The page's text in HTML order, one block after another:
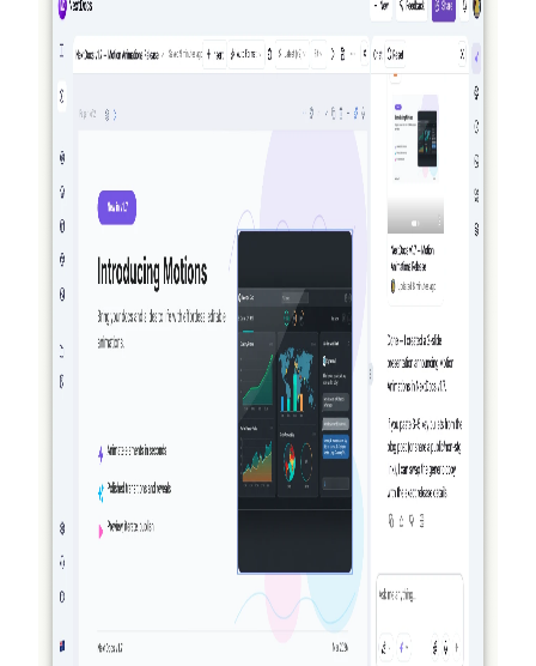
Nowy program poleceń, który przyznaje kredyty tobie i
50 USD miesięcznie. Dodatkowo publiczna strona z
ofertami, modele Premium dla Pro+ i Ultra oraz
podsumowanie AI Memory, dla tych, którzy przegapili.
Czytaj dalej
2026-03-27
Naprawdę agentyczny: jak NextDocs tworzy,
weryfikuje i udoskonala Twoje dokumenty i
prezentacje
NextDocs już nie tylko generuje i ma nadzieję na najlepszy
wynik. W wersji 1.8 sztuczna inteligencja tworzy Twój
dokument, wizualnie go przegląda i udoskonala — wszystko
zanim zobaczysz efekt końcowy. Żadne inne narzędzie AI
do tworzenia dokumentów lub prezentacji nie robi tego tak.
2026-03-14
NextDocs v1.7.0: Animacje ruchu, eksport
Dodaj animacje wejścia, wyjścia i podkreślenia do
dowolnego obiektu w swoich prezentacjach. NextDocs